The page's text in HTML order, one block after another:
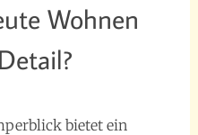
Wohnen
bietet ein